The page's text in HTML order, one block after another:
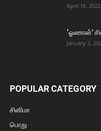
April 16, 2022
‘ஓணான்’
January 2,
POPULAR CATEGORY
சினிமா
பொது